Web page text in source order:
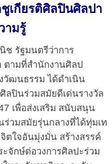
เกียรติศิลปินศิลปา
ามรู้
รัฐมนตรีว่าการ
ตามที่สำนักงานศิลป
วัฒนธรรม ได้ดำเนิน
ลปินร่วมสมัยดีเด่นรางวัล
เพื่อส่งเสริม สนับสนุน
วมสมัยรุ่นกลางที่ได้ทุ่มเท
ใจอันมุ่งมั่น สร้างสรรค์
จักษ์ต่อวงการศิลปะร่วม